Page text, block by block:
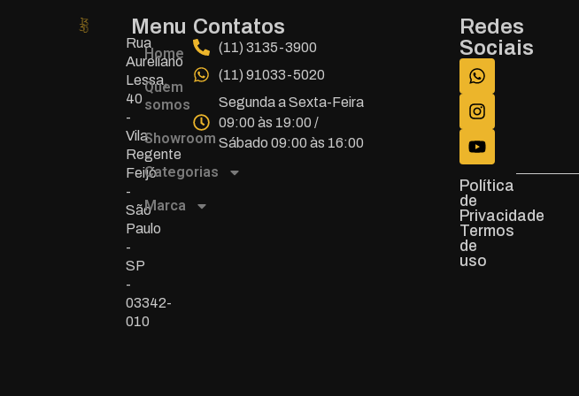
Rua
Aureliano
Lessa,
40
-
Vila
Regente
Feijó
-
São
Paulo
-
SP
-
03342-
010
Menu
Home
Quem
somos
Showroom
Categorias
Marca
Contatos
(11) 3135-3900
(11) 91033-5020
Segunda a Sexta-Feira
09:00 às 19:00 /
Sábado 09:00 às 16:00
Redes
Sociais
Política
de
Privacidade
Termos
de
uso